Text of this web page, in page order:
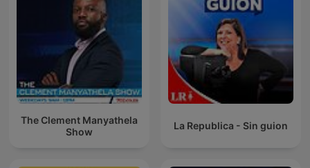
The Clement Manyathela
Show
La Republica - Sin guion